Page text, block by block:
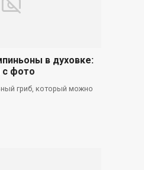
в духовке:
фото
гриб, который можно